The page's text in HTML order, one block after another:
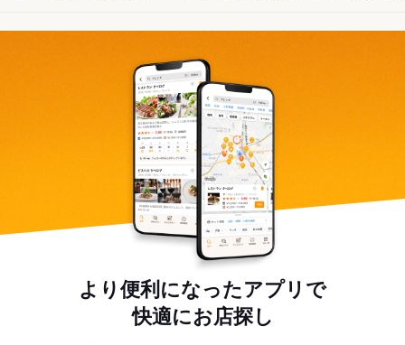
より便利になったアプリで
快適にお店探し